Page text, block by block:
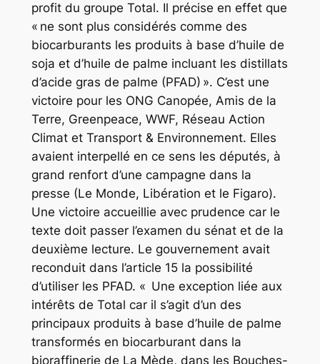
profit du groupe Total. Il précise en effet que
« ne sont plus considérés comme des
biocarburants les produits à base d’huile de
soja et d’huile de palme incluant les distillats
d’acide gras de palme (PFAD) ». C’est une
victoire pour les ONG Canopée, Amis de la
Terre, Greenpeace, WWF, Réseau Action
Climat et Transport & Environnement. Elles
avaient interpellé en ce sens les députés, à
grand renfort d’une campagne dans la
presse (Le Monde, Libération et le Figaro).
Une victoire accueillie avec prudence car le
texte doit passer l’examen du sénat et de la
deuxième lecture. Le gouvernement avait
reconduit dans l’article 15 la possibilité
d’utiliser les PFAD. « Une exception liée aux
intérêts de Total car il s’agit d’un des
principaux produits à base d’huile de palme
transformés en biocarburant dans la
bioraffinerie de La Mède, dans les Bouches-